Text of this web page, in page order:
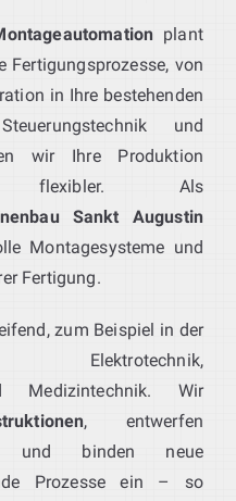
plant
von
in Ihre bestehenden
und
wir Ihre Produktion
flexibler. Als
Sankt Augustin
Montagesysteme und
Fertigung.
zum Beispiel in der
Elektrotechnik,
Medizintechnik. Wir
, entwerfen
und binden neue
Prozesse ein – so